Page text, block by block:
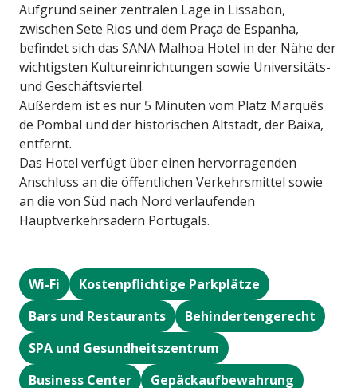
Aufgrund seiner zentralen Lage in Lissabon,
zwischen Sete Rios und dem Praça de Espanha,
befindet sich das SANA Malhoa Hotel in der Nähe der
wichtigsten Kultureinrichtungen sowie Universitäts-
und Geschäftsviertel.
Außerdem ist es nur 5 Minuten vom Platz Marquês
de Pombal und der historischen Altstadt, der Baixa,
entfernt.
Das Hotel verfügt über einen hervorragenden
Anschluss an die öffentlichen Verkehrsmittel sowie
an die von Süd nach Nord verlaufenden
Hauptverkehrsadern Portugals.
Wi-Fi
Kostenpflichtige Parkplätze
Bars und Restaurants
Behindertengerecht
SPA und Gesundheitszentrum
Business Center
Gepäckaufbewahrung